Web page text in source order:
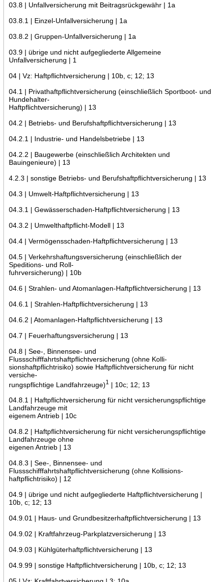
03.8 | Unfallversicherung mit Beitragsrückgewähr | 1a
03.8.1 | Einzel-Unfallversicherung | 1a
03.8.2 | Gruppen-Unfallversicherung | 1a
03.9 | übrige und nicht aufgegliederte Allgemeine
Unfallversicherung | 1
04 | Vz: Haftpflichtversicherung | 10b, c; 12; 13
04.1 | Privathaftpflichtversicherung (einschließlich Sportboot- und
Hundehalter-
Haftpflichtversicherung) | 13
04.2 | Betriebs- und Berufshaftpflichtversicherung | 13
04.2.1 | Industrie- und Handelsbetriebe | 13
04.2.2 | Baugewerbe (einschließlich Architekten und
Bauingenieure) | 13
4.2.3 | sonstige Betriebs- und Berufshaftpflichtversicherung | 13
04.3 | Umwelt-Haftpflichtversicherung | 13
04.3.1 | Gewässerschaden-Haftpflichtversicherung | 13
04.3.2 | Umwelthaftpflicht-Modell | 13
04.4 | Vermögensschaden-Haftpflichtversicherung | 13
04.5 | Verkehrshaftungsversicherung (einschließlich der
Speditions- und Roll-
fuhrversicherung) | 10b
04.6 | Strahlen- und Atomanlagen-Haftpflichtversicherung | 13
04.6.1 | Strahlen-Haftpflichtversicherung | 13
04.6.2 | Atomanlagen-Haftpflichtversicherung | 13
04.7 | Feuerhaftungsversicherung | 13
04.8 | See-, Binnensee- und
Flussschifffahrtshaftpflichtversicherung (ohne Kolli-
sionshaftpflichtrisiko) sowie Haftpflichtversicherung für nicht
versiche-
rungspflichtige Landfahrzeuge)1 | 10c; 12; 13
04.8.1 | Haftpflichtversicherung für nicht versicherungspflichtige
Landfahrzeuge mit
eigenem Antrieb | 10c
04.8.2 | Haftpflichtversicherung für nicht versicherungspflichtige
Landfahrzeuge ohne
eigenen Antrieb | 13
04.8.3 | See-, Binnensee- und
Flussschifffahrtshaftpflichtversicherung (ohne Kollisions-
haftpflichtrisiko) | 12
04.9 | übrige und nicht aufgegliederte Haftpflichtversicherung |
10b, c; 12; 13
04.9.01 | Haus- und Grundbesitzerhaftpflichtversicherung | 13
04.9.02 | Kraftfahrzeug-Parkplatzversicherung | 13
04.9.03 | Kühlgüterhaftpflichtversicherung | 13
04.9.99 | sonstige Haftpflichtversicherung | 10b, c; 12; 13